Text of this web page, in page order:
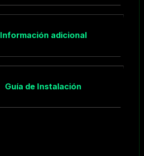
Información adicional
Guía de Instalación